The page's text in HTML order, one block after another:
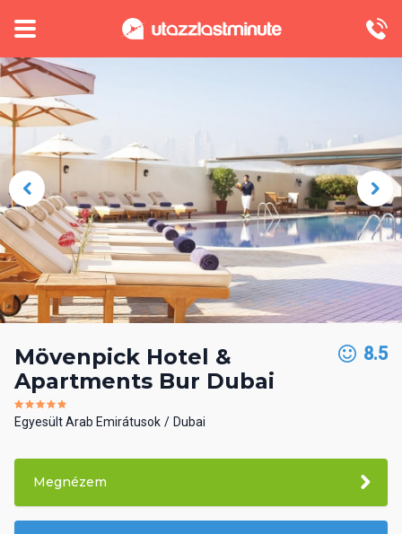
Mövenpick Hotel &
Apartments Bur Dubai
Egyesült Arab Emirátusok Dubai
8.5
Megnézem